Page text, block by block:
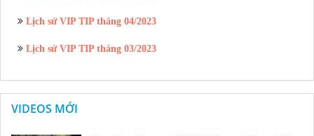
Lịch sử VIP TIP tháng 04/2023
Lịch sử VIP TIP tháng 03/2023
VIDEOS MỚI